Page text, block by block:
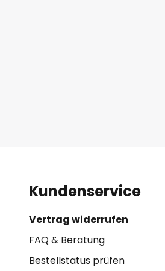
Kundenservice
Vertrag widerrufen
FAQ & Beratung
Bestellstatus prüfen